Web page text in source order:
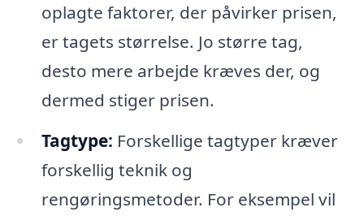
oplagte faktorer, der påvirker prisen,
er tagets størrelse. Jo større tag,
desto mere arbejde kræves der, og
dermed stiger prisen.
Tagtype: Forskellige tagtyper kræver
forskellig teknik og
rengøringsmetoder. For eksempel vil